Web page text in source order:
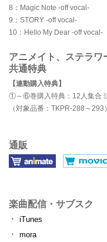
8：Magic Note -off vocal-
9：STORY -off vocal-
10：Hello My Dear -off vocal-
アニメイト、ステラ
共通特典
【連動購入特典】
①～⑥巻購入特典：12人集合
（対象品番：TKPR-288～293）
通販
楽曲配信・サブスク
iTunes
mora